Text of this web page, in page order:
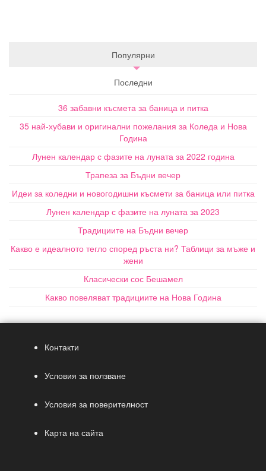
Популярни
Последни
36 забавни късмета за баница и питка
35 най-хубави и оригинални пожелания за Коледа и Нова
Година
Лунен календар с фазите на луната за 2022 година
Трапеза за Бъдни вечер
Идеи за коледни и новогодишни късмети за баница или питка
Лунен календар с фазите на луната за 2023
Традициите на Бъдни вечер
Какво е идеалното тегло според ръста ни? Таблици за мъже и
жени
Класически сос Бешамел
Какво повеляват традициите на Нова Година
Контакти
Условия за ползване
Условия за поверителност
Карта на сайта